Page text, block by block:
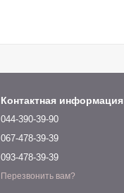
Контактная информация
044-390-39-90
067-478-39-39
093-478-39-39
Перезвонить вам?